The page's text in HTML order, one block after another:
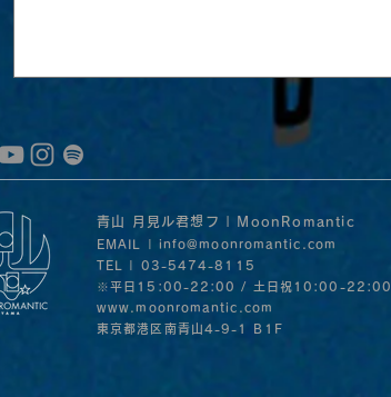
青山 月見ル君想フ | MoonRomantic
EMAIL |
info@moonromantic.com
TEL | 03-5474-8115
※平日15:00-22:00 / 土日祝10:00-22:00
www.moonromantic.com
​東京都港区南青山4-9-1 B1F